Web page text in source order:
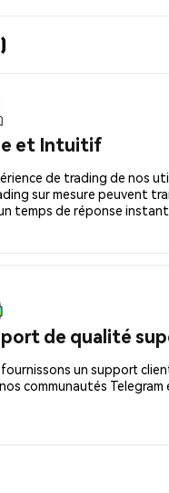
et Intuitif
de trading de nos
sur mesure peuvent
temps de réponse
de qualité
un support
communautés